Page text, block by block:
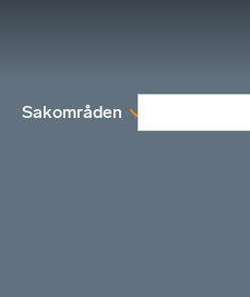
Sakområden